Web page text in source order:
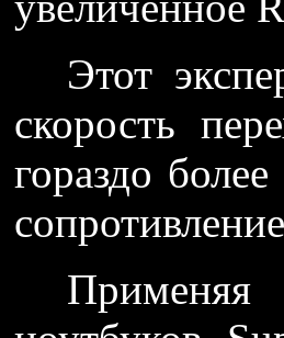
Этот
скорость
гораздо